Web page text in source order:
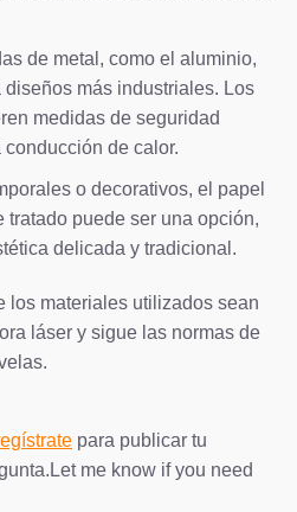
de metal, como el aluminio,
más industriales. Los
medidas de seguridad
de calor.
o decorativos, el papel
tratado puede ser una opción,
delicada y tradicional.
los materiales utilizados sean
láser y sigue las normas de
para publicar tu
me know if you need